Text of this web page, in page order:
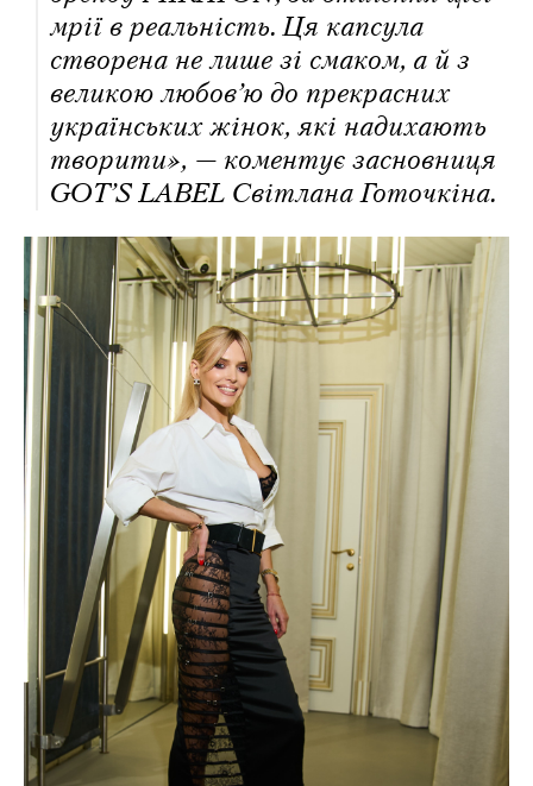
мрії в реальність. Ця капсула
створена не лише зі смаком, а й з
великою любов’ю до прекрасних
українських жінок, які надихають
творити», — коментує засновниця
GOT’S LABEL Світлана Готочкіна.